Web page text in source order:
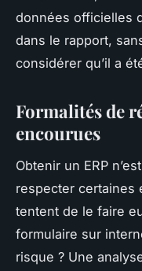
données officielles
dans le rapport,
considérer qu’il a
Formalités de
encourues
Obtenir un ERP
respecter certaines
tentent de le faire
formulaire sur
risque ? Une